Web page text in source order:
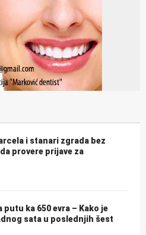
i stanari zgrada bez
provere prijave za
putu ka 650 evra – Kako je
sata u poslednjih šest